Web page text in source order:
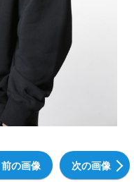
前の画像 次の画像